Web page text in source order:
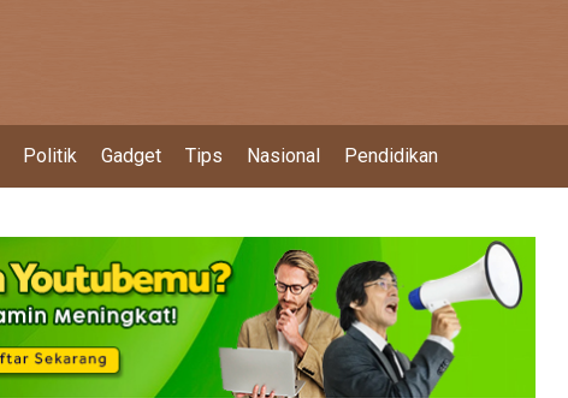
Politik Gadget Tips Nasional Pendidikan